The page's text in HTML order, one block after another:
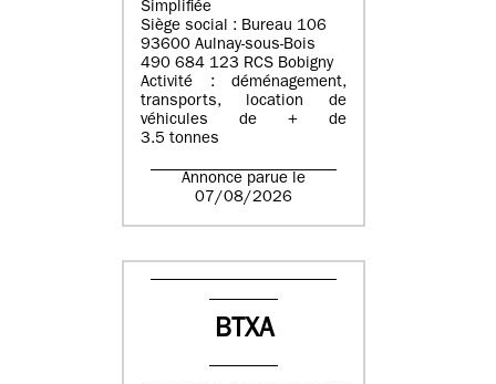
Simplifiée
Siège social : Bureau 106
93600 Aulnay-sous-Bois
490 684 123 RCS Bobigny
Activité : déménagement,
transports, location de
véhicules de + de
3.5 tonnes
Annonce parue le
07/08/2026
BTXA